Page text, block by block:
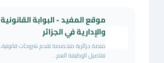
موقع المفيد - البوابة القانونية
والإدارية في الجزائر
منصة جزائرية متخصصة تقدم شروحات قانونية،
تفاصيل الوظيفة العم...